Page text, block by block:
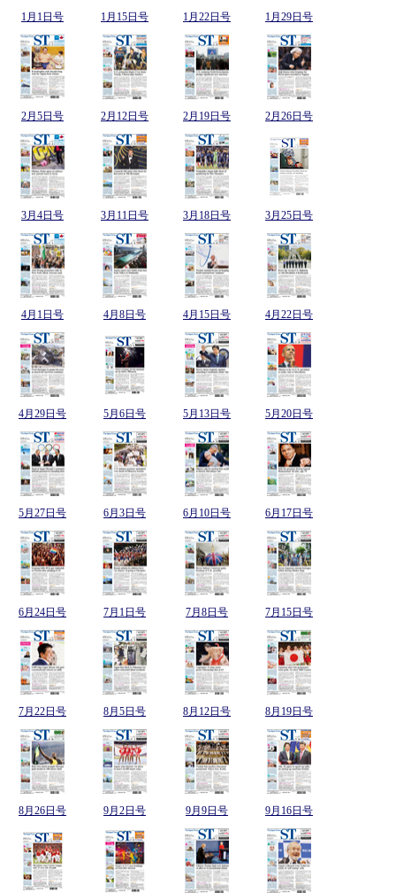
1月1日号 1月15日号 1月22日号 1月29日号
2月5日号 2月12日号 2月19日号 2月26日号
3月4日号 3月11日号 3月18日号 3月25日号
4月1日号 4月8日号 4月15日号 4月22日号
4月29日号 5月6日号 5月13日号 5月20日号
5月27日号 6月3日号 6月10日号 6月17日号
6月24日号 7月1日号 7月8日号 7月15日号
7月22日号 8月5日号 8月12日号 8月19日号
8月26日号 9月2日号 9月9日号 9月16日号